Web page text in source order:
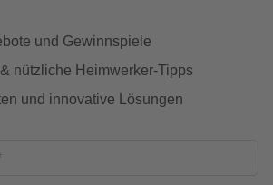
und Gewinnspiele
nützliche Heimwerker-Tipps
und innovative Lösungen